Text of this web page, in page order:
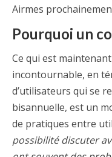
Airmes
Pourquoi un
Ce qui est
incontournable, en
d’utilisateurs qui se
bisannuelle, est un
de pratiques entre
possibilité discuter